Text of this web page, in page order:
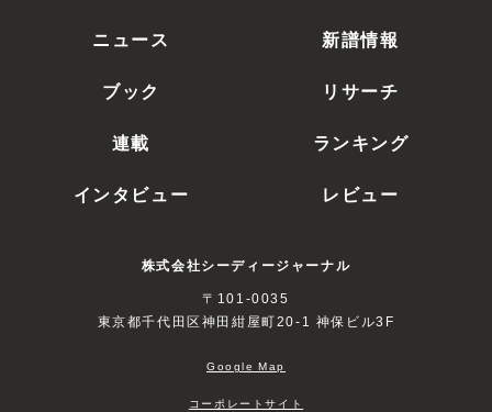
ニュース
新譜情報
ブック
リサーチ
連載
ランキング
インタビュー
レビュー
株式会社シーディージャーナル
〒101-0035
東京都千代田区神田紺屋町20-1 神保ビル3F
Google Map
コーポレートサイト